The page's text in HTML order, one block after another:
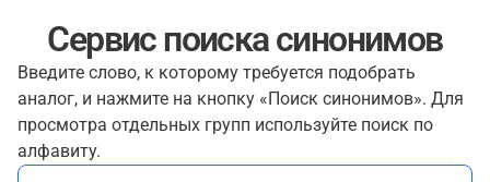
Сервис поиска синонимов
Введите слово, к которому требуется подобрать
аналог, и нажмите на кнопку «Поиск синонимов». Для
просмотра отдельных групп используйте поиск по
алфавиту.